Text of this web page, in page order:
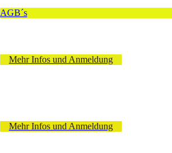
AGB´s
Mehr Infos und Anmeldung
Mehr Infos und Anmeldung